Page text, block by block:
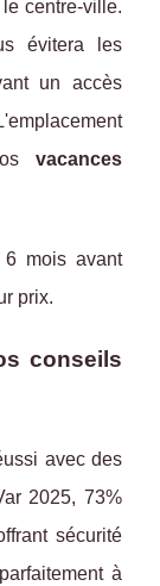
centre-ville.
évitera les
un accès
vacances
6 mois avant
prix.
conseils
avec des
2025, 73%
sécurité
à